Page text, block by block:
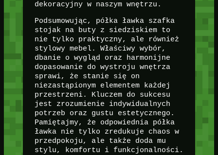
dekoracyjny w naszym wnętrzu.
Podsumowując, półka ławka szafka
stojak na buty z siedziskiem to
nie tylko praktyczny, ale również
stylowy mebel. Właściwy wybór,
dbanie o wygląd oraz harmonijne
dopasowanie do wystroju wnętrza
sprawi, że stanie się on
niezastąpionym elementem każdej
przestrzeni. Kluczem do sukcesu
jest zrozumienie indywidualnych
potrzeb oraz gustu estetycznego.
Pamiętajmy, że odpowiednia półka
ławka nie tylko zredukuje chaos w
przedpokoju, ale także doda mu
stylu, komfortu i funkcjonalności.